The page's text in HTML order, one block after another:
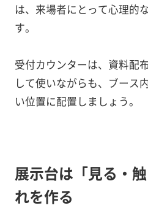
は、来場者にとって心理的
す。
受付カウンターは、資料配
して使いながらも、ブース
い位置に配置しましょう。
展示台は「見る・
れを作る